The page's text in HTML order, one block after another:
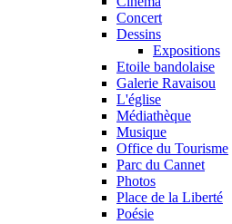
Concert
Dessins
Expositions
Etoile bandolaise
Galerie Ravaisou
L'église
Médiathèque
Musique
Office du Tourisme
Parc du Cannet
Photos
Place de la Liberté
Poésie